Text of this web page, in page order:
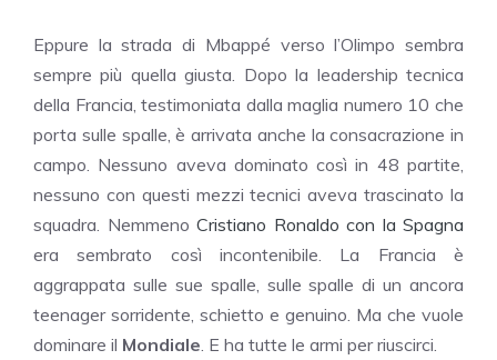
Eppure la strada di Mbappé verso l’Olimpo sembra
sempre più quella giusta. Dopo la leadership tecnica
della Francia, testimoniata dalla maglia numero 10 che
porta sulle spalle, è arrivata anche la consacrazione in
campo. Nessuno aveva dominato così in 48 partite,
nessuno con questi mezzi tecnici aveva trascinato la
squadra. Nemmeno Cristiano Ronaldo con la Spagna
era sembrato così incontenibile. La Francia è
aggrappata sulle sue spalle, sulle spalle di un ancora
teenager sorridente, schietto e genuino. Ma che vuole
dominare il Mondiale. E ha tutte le armi per riuscirci.